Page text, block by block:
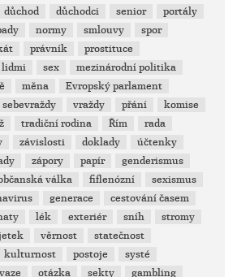
důchod důchodci senior
portály
normy smlouvy
spor
právník
prostituce
lidmi
sex
mezinárodní politika
měna
Evropský parlament
sebevraždy vraždy přání
komise
tradiční rodina Řím
rada
závislosti doklady
účtenky
zápory papír
genderismus
válka fiflenózní
sexismus
generace
cestování časem
lék exteriér sníh
stromy
věrnost
statečnost
kulturnost postoje
systé
otázka sekty gambling